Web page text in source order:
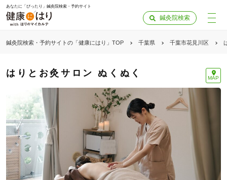
あなたに「ぴったり」鍼灸院検索・予約サイト
鍼灸院検索
鍼灸院検索・予約サイトの「健康にはり」TOP 千葉県 千葉市花見川区
はりとお灸サロン ぬくぬく MAP